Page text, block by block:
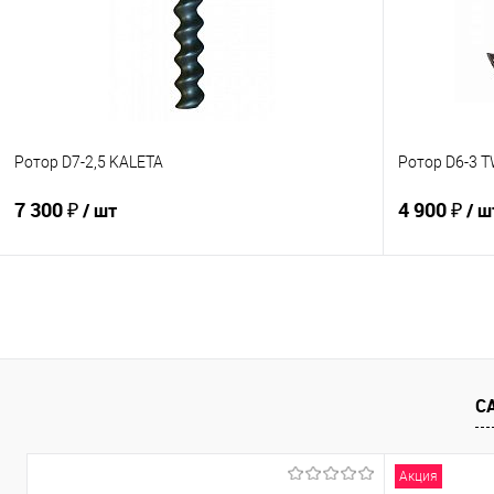
Ротор D7-2,5 KALETA
7 300 ₽/ шт
Купить в 1 клик
К сравнению
Ротор D6-3
4 900 ₽/
Купить в 1
В
Акция